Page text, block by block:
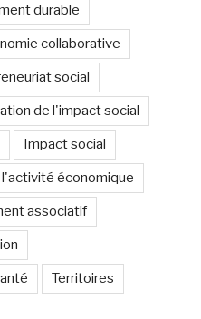
durable
collaborative
social
de l'impact social
Impact social
économique
associatif
Territoires